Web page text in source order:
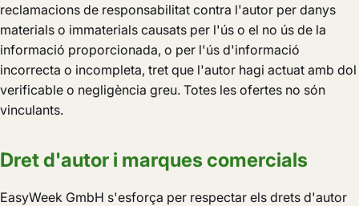
reclamacions de responsabilitat contra l'autor per danys
materials o immaterials causats per l'ús o el no ús de la
informació proporcionada, o per l'ús d'informació
incorrecta o incompleta, tret que l'autor hagi actuat amb dol
verificable o negligència greu. Totes les ofertes no són
vinculants.
Dret d'autor i marques comercials
EasyWeek GmbH s'esforça per respectar els drets d'autor